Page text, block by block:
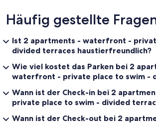
Häufig gestellte
Ist 2 apartments - waterfront -
divided terraces haustierfreundlich?
Wie viel kostet das Parken bei 2
waterfront - private place to swim -
Wann ist der Check-in bei 2
private place to swim - divided
Wann ist der Check-out bei 2